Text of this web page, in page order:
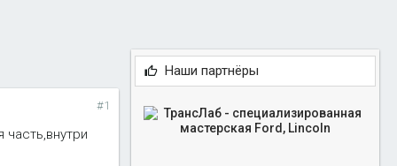
#1
Наши партнёры